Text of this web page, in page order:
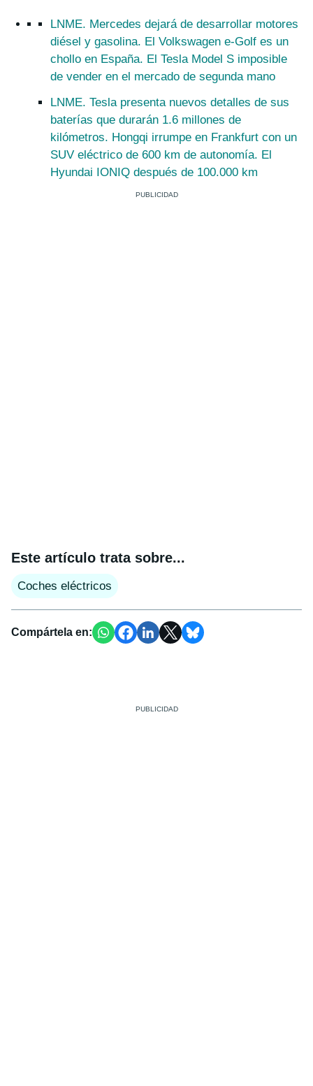
LNME. Mercedes dejará de desarrollar motores
diésel y gasolina. El Volkswagen e-Golf es un
chollo en España. El Tesla Model S imposible
de vender en el mercado de segunda mano
LNME. Tesla presenta nuevos detalles de sus
baterías que durarán 1.6 millones de
kilómetros. Hongqi irrumpe en Frankfurt con un
SUV eléctrico de 600 km de autonomía. El
Hyundai IONIQ después de 100.000 km
Este artículo trata sobre...
Coches eléctricos
Compártela en: